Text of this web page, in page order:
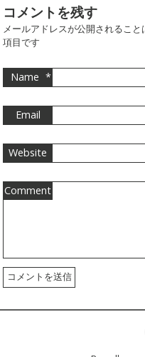
コメントを残す
メールアドレスが公開されるこ
項目です
Name *
Email
Website
Comment